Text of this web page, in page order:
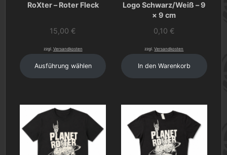
RoXter – Roter Fleck
15,00 €
zzgl. Versandkosten
Ausführung wählen
Logo Schwarz/Weiß – 9
× 9 cm
0,10 €
zzgl.Versandkosten
In den Warenkorb